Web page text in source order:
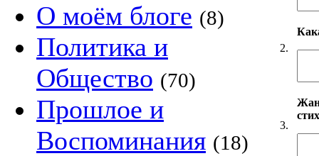
О моём блоге (8)
Политика и
Общество (70)
Прошлое и
Воспоминания (18)
2.
3.